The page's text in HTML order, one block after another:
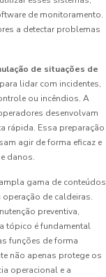
de monitoramento.
a detectar problemas
de situações de
lidar com incidentes,
ou incêndios. A
desenvolvam
rápida. Essa preparação
agir de forma eficaz e
danos.
gama de conteúdos
operação de caldeiras.
preventiva,
tópico é fundamental
funções de forma
não apenas protege os
operacional e a